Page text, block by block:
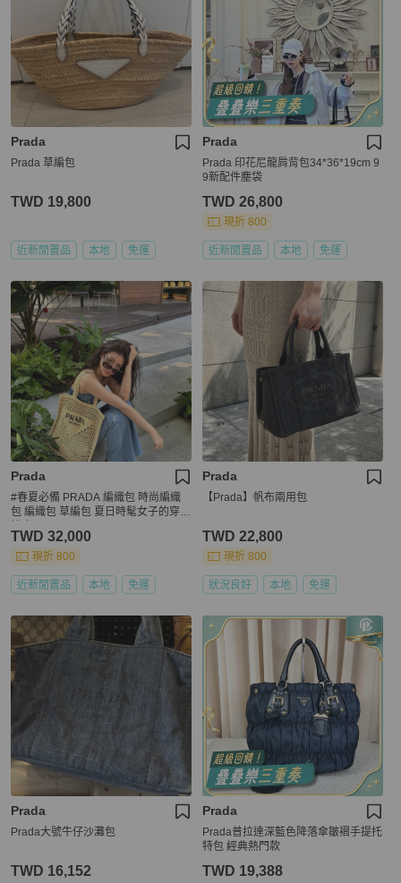
Prada
Prada 草編包
TWD 19,800
近新閒置品 本地 免運
Prada
Prada 印花尼龍肩背包34*36*19cm 9
9新配件塵袋
TWD 26,800
現折 800
近新閒置品 本地 免運
Prada
#春夏必備 PRADA 編織包 時尚編織
包 編織包 草編包 夏日時髦女子的穿搭
TWD 32,000
現折 800
近新閒置品 本地 免運
Prada
【Prada】帆布兩用包
TWD 22,800
現折 800
狀況良好 本地 免運
Prada
Prada大號牛仔沙灘包
TWD 16,152
Prada
Prada普拉達深藍色降落傘皺褶手提托
特包 經典熱門款
TWD 19,388